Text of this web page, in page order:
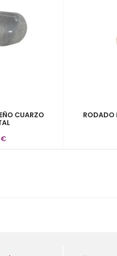
CUARZO
€
RODADO